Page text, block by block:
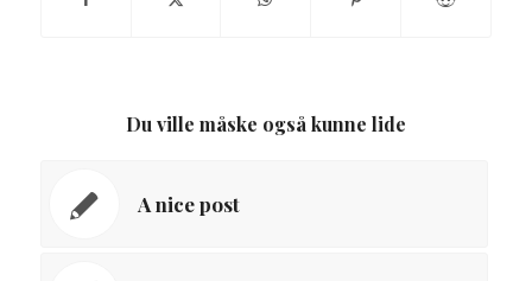
Du ville måske også kunne lide
A nice post